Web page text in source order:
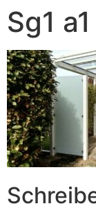
Sg1 a1